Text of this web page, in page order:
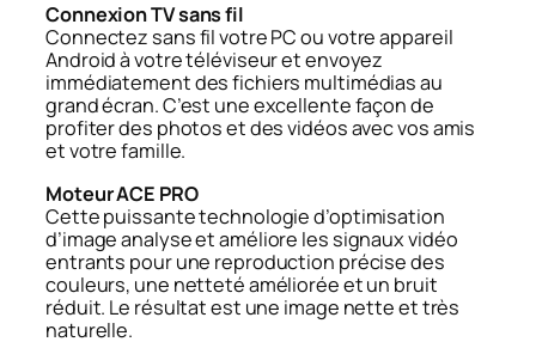
Connexion TV sans fil
Connectez sans fil votre PC ou votre appareil
Android à votre téléviseur et envoyez
immédiatement des fichiers multimédias au
grand écran. C’est une excellente façon de
profiter des photos et des vidéos avec vos amis
et votre famille.
Moteur ACE PRO
Cette puissante technologie d’optimisation
d’image analyse et améliore les signaux vidéo
entrants pour une reproduction précise des
couleurs, une netteté améliorée et un bruit
réduit. Le résultat est une image nette et très
naturelle.